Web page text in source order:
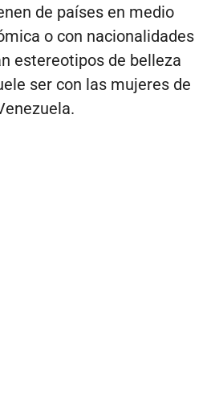
de países en medio
o con nacionalidades
estereotipos de belleza
ser con las mujeres de